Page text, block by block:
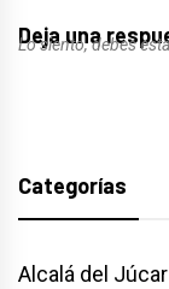
Deja una
Lo siento, debes
Categorías
Alcalá del